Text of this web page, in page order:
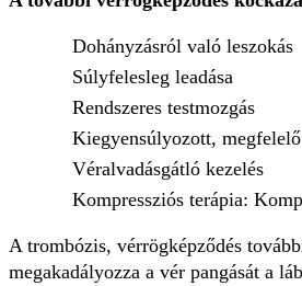
Dohányzásról való leszokás
Súlyfelesleg leadása
Rendszeres testmozgás
Kiegyensúlyozott,
Véralvadásgátló kezelés
Kompressziós terápia:
A trombózis, vérrögképződés
megakadályozza a vér pangását a